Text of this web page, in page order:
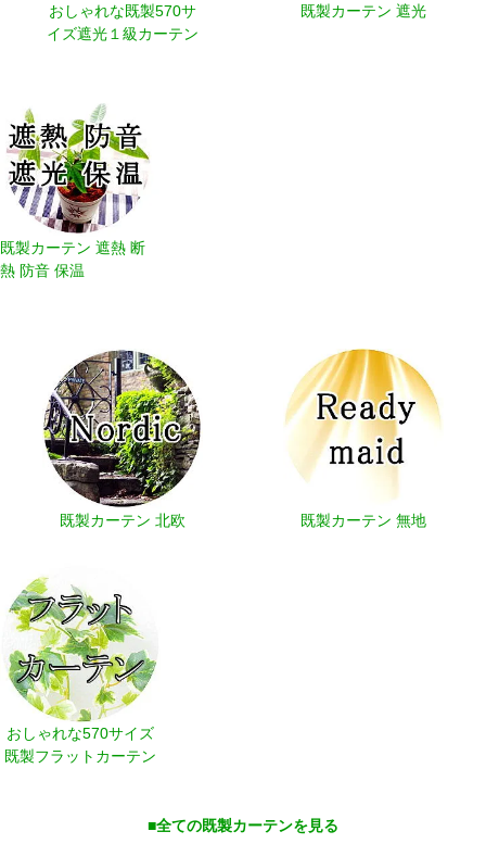
おしゃれな既製570サ
イズ遮光１級カーテン
既製カーテン 遮光
既製カーテン 遮熱 断
熱 防音 保温
既製カーテン 北欧 既製カーテン 無地
おしゃれな570サイズ
既製フラットカーテン
■全ての既製カーテンを見る